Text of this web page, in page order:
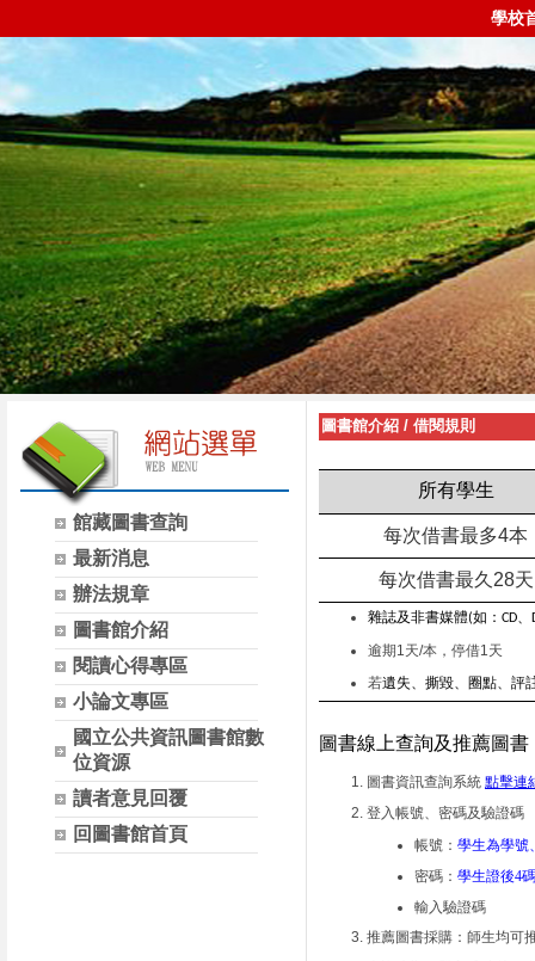
學校
館藏圖書查詢
最新消息
辦法規章
圖書館介紹
閱讀心得專區
小論文專區
國立公共資訊圖書館數
位資源
讀者意見回覆
回圖書館首頁
圖書館介紹 / 借閱規則
所有學生
每次借書最多4本
每次借書最久28天
雜誌及非書媒體(如：CD
逾期1天/本，停借1天
若遺失、撕毀、圈點、評
圖書線上查詢及推薦圖書
圖書資訊查詢系統 點擊連
登入帳號、密碼及驗證碼
帳號： 學生為學號
密碼： 學生證後4
輸入驗證碼
推薦圖書採購：師生均可